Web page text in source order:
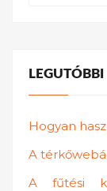
LEGUTÓBBI
Hogyan
A
A fűtési